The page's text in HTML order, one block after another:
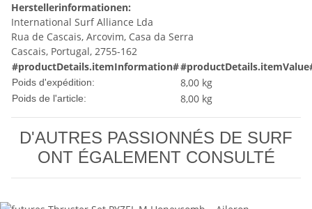
Herstellerinformationen:
International Surf Alliance Lda
Rua de Cascais, Arcovim, Casa da Serra
Cascais, Portugal, 2755-162
#productDetails.itemInformation#
Poids d'expédition: 8,00 kg
Poids de l'article: 8,00 kg
D'AUTRES PASSIONNÉS DE SURF
ONT ÉGALEMENT CONSULTÉ